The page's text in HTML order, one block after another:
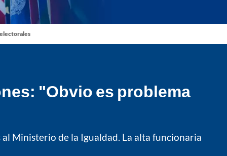
"Obvio es problema
Ministerio de la Igualdad. La alta funcionaria